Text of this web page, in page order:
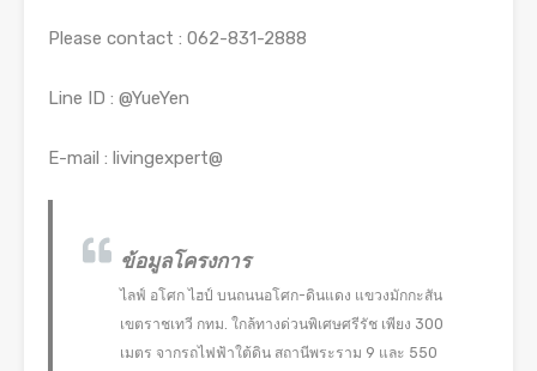
Please contact : 062-831-2888
Line ID : @YueYen
E-mail : livingexpert@
ข้อมูลโครงการ
ไลฟ์ อโศก ไฮป์ บนถนนอโศก-ดินแดง แขวงมักกะสัน
เขตราชเทวี กทม. ใกล้ทางด่วนพิเศษศรีรัช เพียง 300
เมตร จากรถไฟฟ้าใต้ดิน สถานีพระราม 9 และ 550